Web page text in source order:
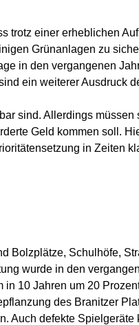
trotz einer erheblichen
Grünanlagen zu
in den vergangenen
ein weiterer Ausdruck
sind. Allerdings
Geld kommen soll.
in Zeiten
Bolzplätze, Schulhöfe,
wurde in den
10 Jahren um 20
des Branitzer
Auch defekte Spielgeräte